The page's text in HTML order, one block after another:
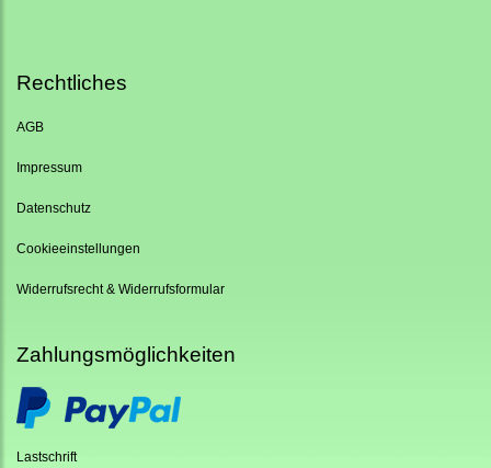
Rechtliches
AGB
Impressum
Datenschutz
Cookieeinstellungen
Widerrufsrecht & Widerrufsformular
Zahlungsmöglichkeiten
Lastschrift